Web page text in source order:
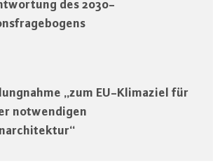
des 2030-
„zum EU-Klimaziel für
notwendigen